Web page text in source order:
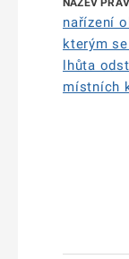
nařízení
kterým
lhůta
místních